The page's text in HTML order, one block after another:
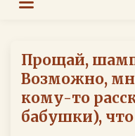
Прощай,
Возможно,
кому-то
бабушки), что